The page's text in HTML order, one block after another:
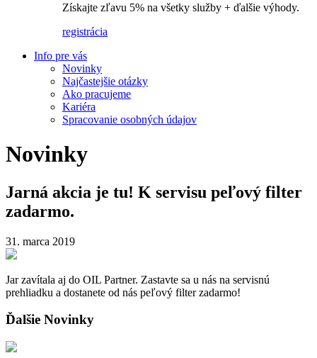
Získajte zľavu 5% na všetky služby + ďalšie výhody.
registrácia
Info pre vás
Novinky
Najčastejšie otázky
Ako pracujeme
Kariéra
Spracovanie osobných údajov
Novinky
Jarná akcia je tu! K servisu peľový filter
zadarmo.
31. marca 2019
Jar zavítala aj do OIL Partner. Zastavte sa u nás na servisnú
prehliadku a dostanete od nás peľový filter zadarmo!
Ďalšie Novinky